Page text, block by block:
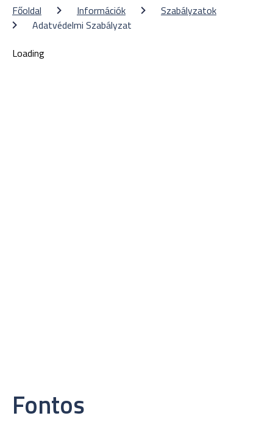
Főoldal
Információk
Szabályzatok
Adatvédelmi Szabályzat
Loading
Fontos